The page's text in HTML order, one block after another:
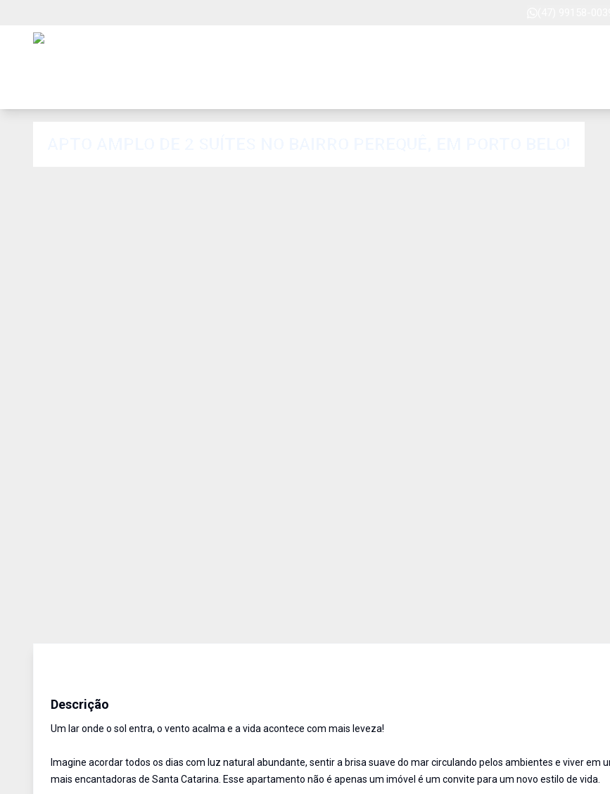
Descrição
Um lar onde o sol entra, o vento acalma e a vida acontece com mais leveza!
Imagine acordar todos os dias com luz natural abundante, sentir a brisa suave do mar circulando pelos ambientes e viver em
mais encantadoras de Santa Catarina. Esse apartamento não é apenas um imóvel é um convite para um novo estilo de vida.